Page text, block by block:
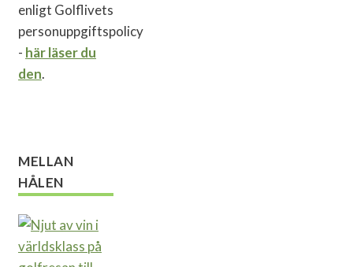
enligt Golflivets
personuppgiftspolicy
- här läser du
den.
MELLAN
HÅLEN